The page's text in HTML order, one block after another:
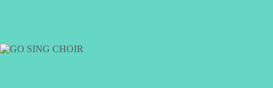
GO SING CHOIR